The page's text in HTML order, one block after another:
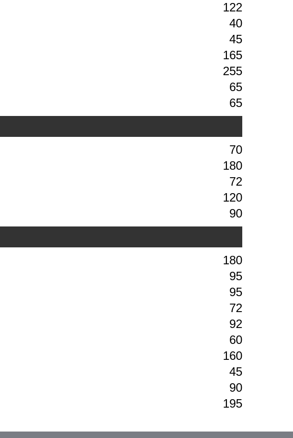
122
40
45
165
255
65
65
70
180
72
120
90
180
95
95
72
92
60
160
45
90
195